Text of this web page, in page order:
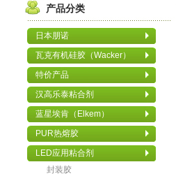
产品分类
日本朋诺
瓦克有机硅胶（Wacker）
特价产品
汉高乐泰粘合剂
蓝星埃肯（Elkem）
PUR热熔胶
LED应用粘合剂
封装胶